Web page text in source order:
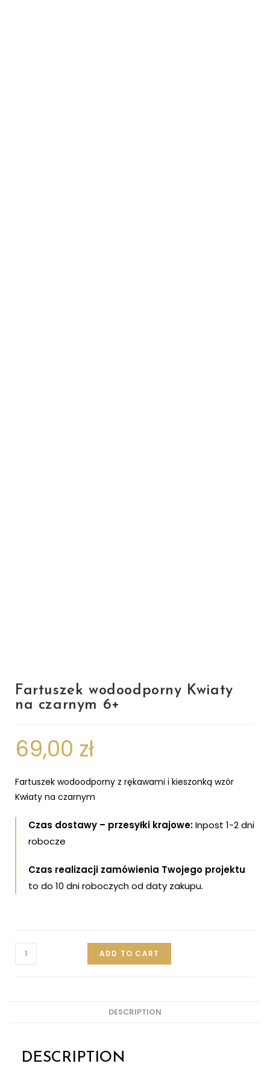
Fartuszek wodoodporny Kwiaty
na czarnym 6+
69,00 zł
Fartuszek wodoodporny z rękawami i kieszonką wzór
Kwiaty na czarnym
Czas dostawy – przesyłki krajowe:Inpost 1-2 dni
robocze
Czas realizacji zamówienia Twojego projektu
to do 10 dni roboczych od daty zakupu.
ADD TO CART
DESCRIPTION
DESCRIPTION